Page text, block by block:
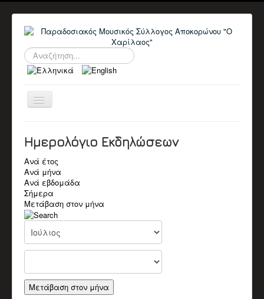
Αναζήτηση...
Εναλλαγή
πλοήγησης
Ο ΣΎΛΛΟΓΟΣ
ΠΛΗΡΟΦΟΡΙΕΣ
ΑΝΑΚΟΙΝΩΣΕΙΣ
ΕΚΔΗΛΏΣΕΙΣ
Αρχείο Εκδηλώσεων
ΒΙΟΓΡΑΦΙΚΆ
Βιογραφικά Μελών
Παλαιοί Μουσικοί
ΒΙΝΤΕΟ
Π.Μ. Σύλλογος Αποκορώνου "Ο Χαρίλαος"
Παπαδάκης Μιχάλης (Πλακιανός)
Καπόκης Δημήτρης
Καντέρης Γεώργιος (Καντερογιώργης)
Ημερολόγιο Εκδηλώσεων
Ανά έτος
Ανά μήνα
Ανά εβδομάδα
Σήμερα
Μετάβαση στον μήνα
Μετάβαση στον μήνα